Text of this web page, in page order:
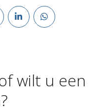
wilt u een